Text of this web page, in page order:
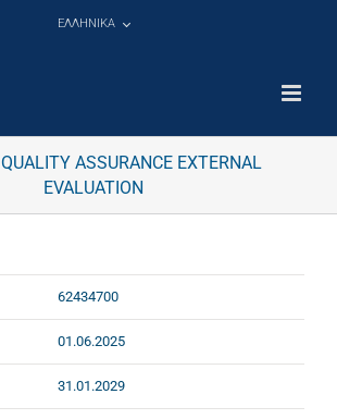
ΕΛΛΗΝΙΚΑ
ASSURANCE EXTERNAL
EVALUATION
62434700
01.06.2025
31.01.2029